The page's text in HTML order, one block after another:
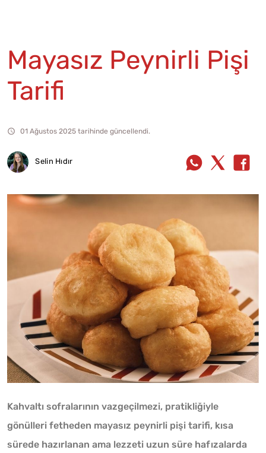
Mayasız Peynirli Pişi
Tarifi
01 Ağustos 2025 tarihinde güncellendi.
Selin Hıdır
Kahvaltı sofralarının vazgeçilmezi, pratikliğiyle
gönülleri fetheden mayasız peynirli pişi tarifi, kısa
sürede hazırlanan ama lezzeti uzun süre hafızalarda